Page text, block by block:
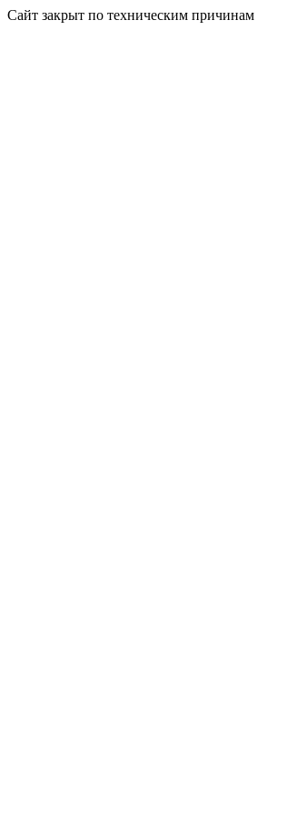
Сайт закрыт по техническим причинам